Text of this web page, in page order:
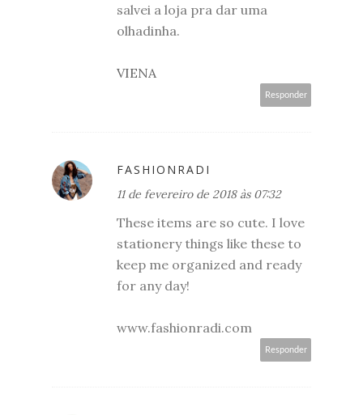
salvei a loja pra dar uma
olhadinha.
VIENA
Responder
FASHIONRADI
11 de fevereiro de 2018 às 07:32
These items are so cute. I love
stationery things like these to
keep me organized and ready
for any day!
www.fashionradi.com
Responder